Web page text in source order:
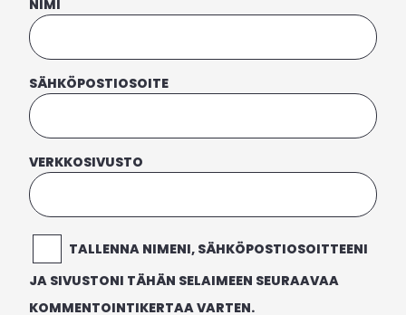
NIMI
SÄHKÖPOSTIOSOITE
VERKKOSIVUSTO
TALLENNA NIMENI, SÄHKÖPOSTIOSOITTEENI
JA SIVUSTONI TÄHÄN SELAIMEEN SEURAAVAA
KOMMENTOINTIKERTAA VARTEN.